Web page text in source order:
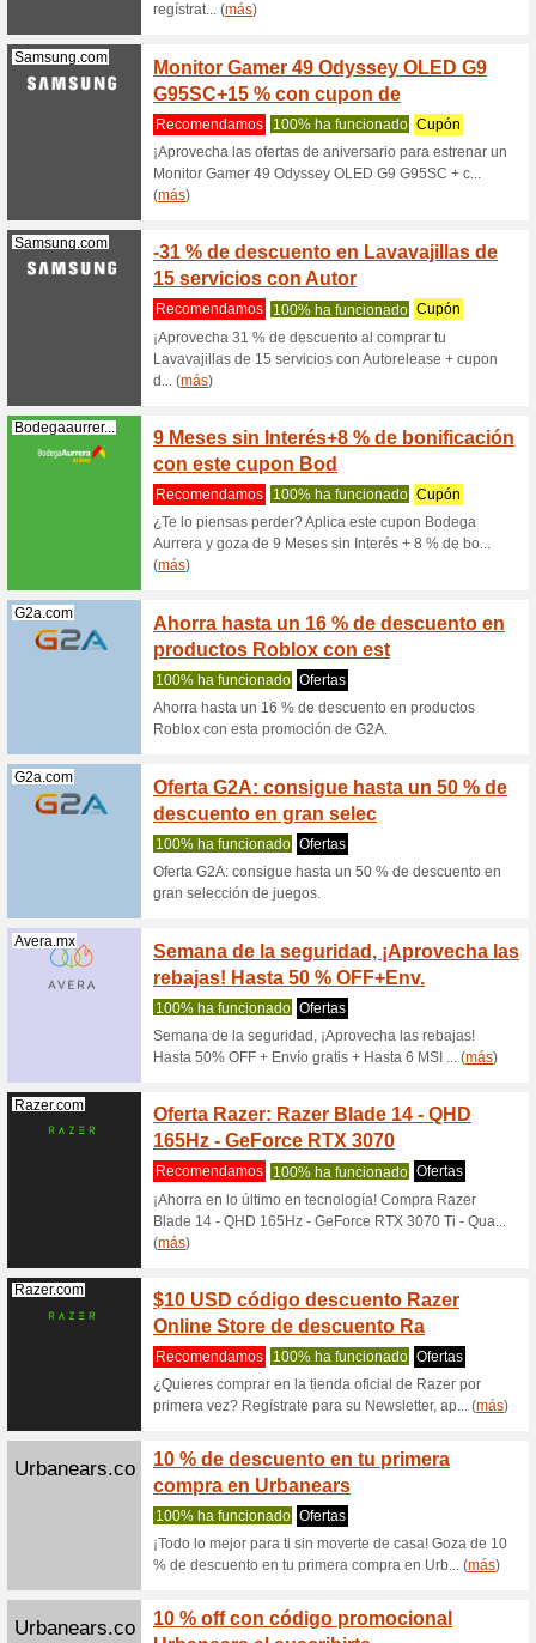
este
(más)
Geekbuying.com
$10
(más)
Geekbuying.com
nuevos
Urbanears.com
78% ha
Urbanears.com10 %